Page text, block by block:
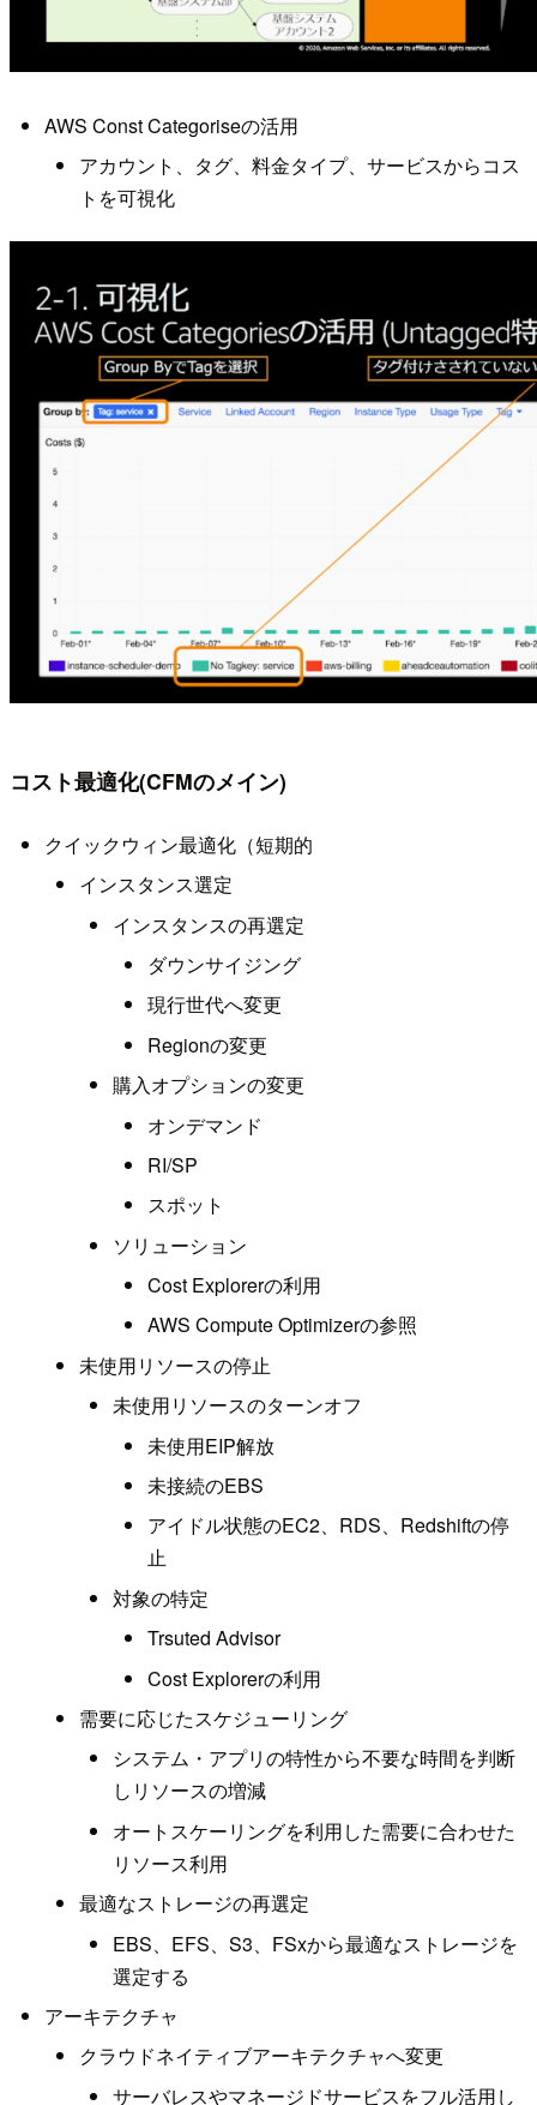
AWS Const Categoriseの活用
アカウント、タグ、料金タイプ、サービスからコス
トを可視化
コスト最適化(CFMのメイン)
クイックウィン最適化（短期的
インスタンス選定
インスタンスの再選定
ダウンサイジング
現行世代へ変更
Regionの変更
購入オプションの変更
オンデマンド
RI/SP
スポット
ソリューション
Cost Explorerの利用
AWS Compute Optimizerの参照
未使用リソースの停止
未使用リソースのターンオフ
未使用EIP解放
未接続のEBS
アイドル状態のEC2、RDS、Redshiftの停
止
対象の特定
Trsuted Advisor
Cost Explorerの利用
需要に応じたスケジューリング
システム・アプリの特性から不要な時間を判断
しリソースの増減
オートスケーリングを利用した需要に合わせた
リソース利用
最適なストレージの再選定
EBS、EFS、S3、FSxから最適なストレージを
選定する
アーキテクチャ
クラウドネイティブアーキテクチャへ変更
サーバレスやマネージドサービスをフル活用し